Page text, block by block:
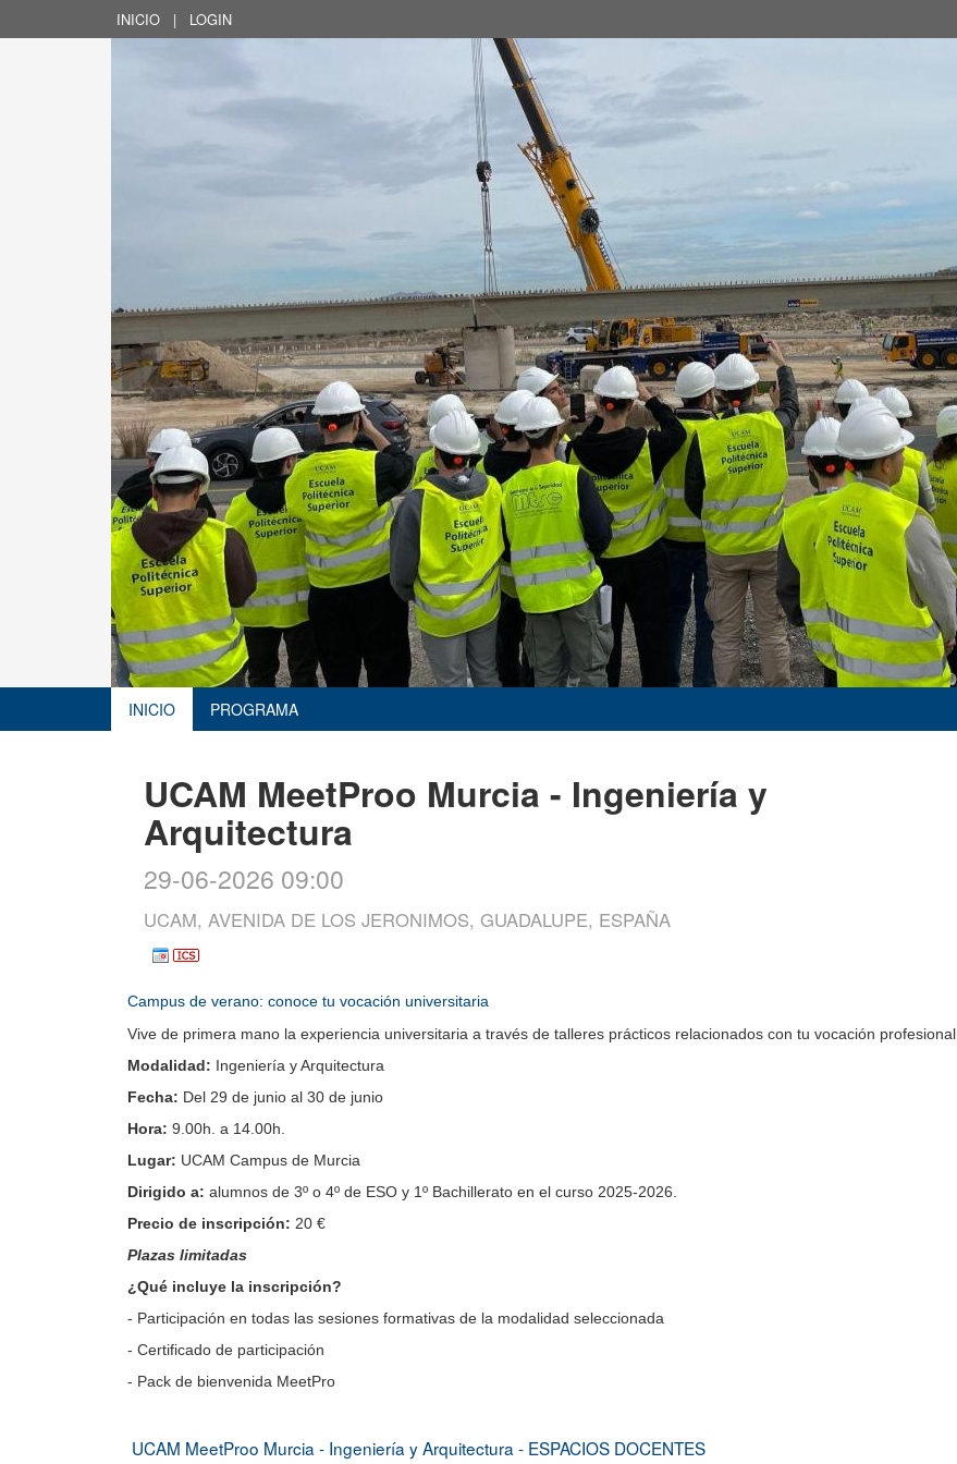
INICIO | LOGIN
INICIO PROGRAMA
UCAM MeetProo Murcia - Ingeniería y
Arquitectura
29-06-2026 09:00
UCAM, AVENIDA DE LOS JERONIMOS, GUADALUPE, ESPAÑA
Campus de verano: conoce tu vocación universitaria
Vive de primera mano la experiencia universitaria a través de talleres prácticos relacionados con tu vocación profesional.
Modalidad: Ingeniería y Arquitectura
Fecha: Del 29 de junio al 30 de junio
Hora: 9.00h. a 14.00h.
Lugar: UCAM Campus de Murcia
Dirigido a: alumnos de 3º o 4º de ESO y 1º Bachillerato en el curso 2025-2026.
Precio de inscripción: 20 €
Plazas limitadas
¿Qué incluye la inscripción?
- Participación en todas las sesiones formativas de la modalidad seleccionada
- Certificado de participación
- Pack de bienvenida MeetPro
UCAM MeetProo Murcia - Ingeniería y Arquitectura - ESPACIOS DOCENTES